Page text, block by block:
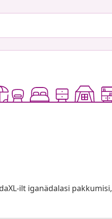
ilt iganädalasi pakkumisi,